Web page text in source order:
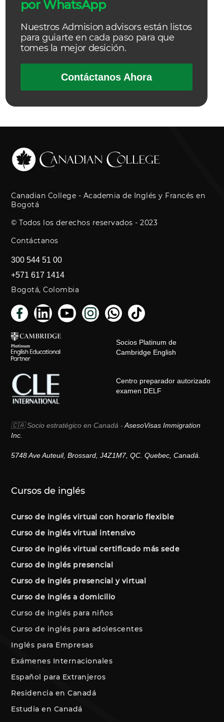
por WhatsApp
Nuestros Admision advisors están listos
para guiarte en cada paso para que
tomes la mejor desición.
Contáctanos Ahora
Canadian College - Academia de Inglés y Francés en
Bogotá
© Todos los derechos reservados - 2023
Contáctanos
300 544 51 00
+571 617 1414
Bogotá, Colombia
Socios Platinum de
Cambridge English
Centro preparador autorizado
examen DELF
🇨🇦 Socio estratégico en Canadá -AsesoVisas Immigration
Inc.
5748 Ave Auteuil, Brossard, J4Z1M7, QC. Quebec, Canadá.
Cursos de inglés
Curso de inglés virtual con horario flexible
Curso de inglés virtual intensivo
Curso de inglés virtual certificado más sede
Curso de inglés presencial
Curso de inglés presencial y virtual
Curso de inglés a domicilio
Curso de inglés para niños
Curso de inglés para adolescentes
Inglés para Empresas
Exámenes Internacionales
Español para Extranjeros
Residencia en Canadá
Estudia en Canadá